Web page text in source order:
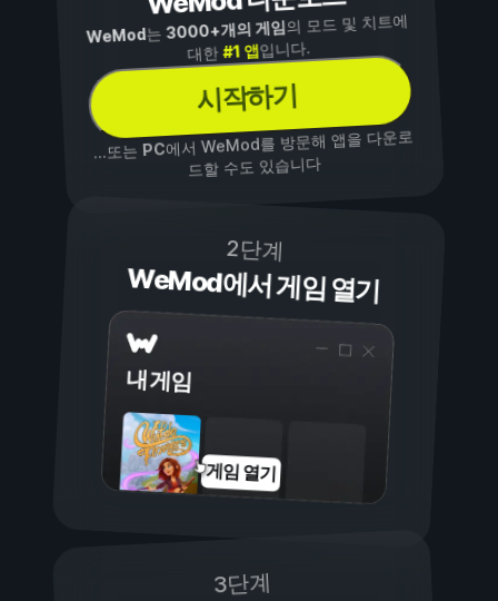
WeMod는3000+개의 게임의 모드 및 치트에
대한#1 앱입니다.
시작하기
...또는PC에서 WeMod를 방문해 앱을 다운로
드할 수도 있습니다
2단계
WeMod에서 게임 열기
내 게임
게임 열기
3단계